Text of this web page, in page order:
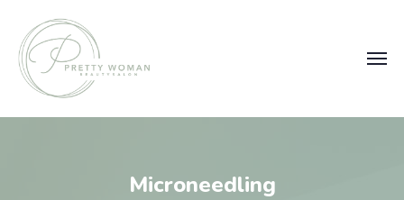
Microneedling